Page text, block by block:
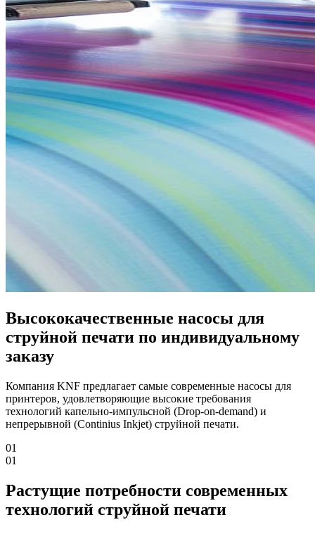
Высококачественные насосы для
струйной печати по индивидуальному
заказу
Компания KNF предлагает самые современные насосы для
принтеров, удовлетворяющие высокие требования
технологий капельно-импульсной (Drop-on-demand) и
непрерывной (Continius Inkjet) струйной печати.
01
01
Растущие потребности современных
технологий струйной печати